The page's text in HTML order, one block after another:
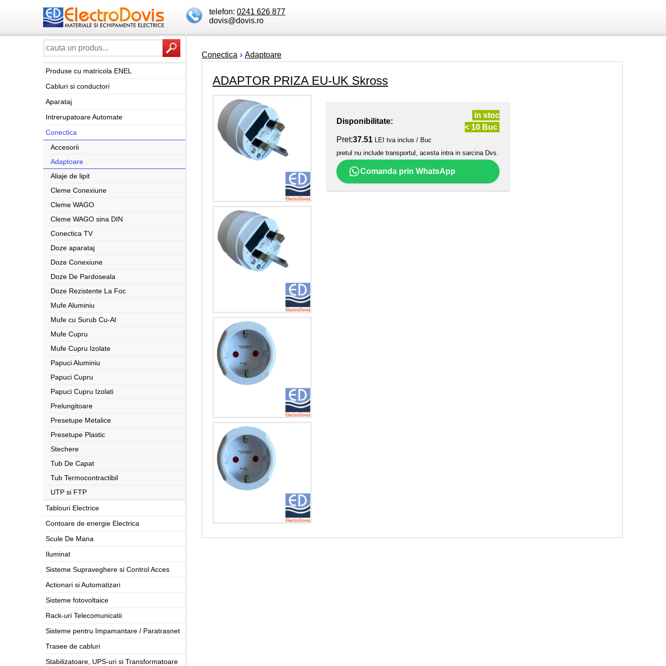
telefon: 0241 626 877
dovis@dovis.ro
Produse cu matricola ENEL
Cabluri si conductori
Aparataj
Intrerupatoare Automate
Conectica
Accesorii
Adaptoare
Aliaje de lipit
Cleme Conexiune
Cleme WAGO
Cleme WAGO sina DIN
Conectica TV
Doze aparataj
Doze Conexiune
Doze De Pardoseala
Doze Rezistente La Foc
Mufe Aluminiu
Mufe cu Surub Cu-Al
Mufe Cupru
Mufe Cupru Izolate
Papuci Aluminiu
Papuci Cupru
Papuci Cupru Izolati
Prelungitoare
Presetupe Metalice
Presetupe Plastic
Stechere
Tub De Capat
Tub Termocontractibil
UTP si FTP
Tablouri Electrice
Contoare de energie Electrica
Scule De Mana
Iluminat
Sisteme Supraveghere si Control Acces
Actionari si Automatizari
Sisteme fotovoltaice
Rack-uri Telecomunicatii
Sisteme pentru Impamantare / Paratrasnet
Trasee de cabluri
Stabilizatoare, UPS-uri si Transformatoare
Conectica › Adaptoare
ADAPTOR PRIZA EU-UK Skross
Disponibilitate:
in stoc
< 10 Buc
Pret:37.51 LEI tva inclus / Buc
pretul nu include transportul, acesta intra in sarcina Dvs.
Comanda prin WhatsApp